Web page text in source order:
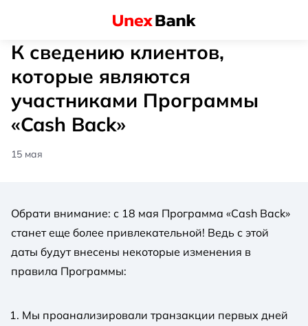
К сведению клиентов,
которые являются
участниками Программы
«Cash Back»
15 мая
Обрати внимание: с 18 мая Программа «Cash Back»
станет еще более привлекательной! Ведь с этой
даты будут внесены некоторые изменения в
правила Программы:
Мы проанализировали транзакции первых дней